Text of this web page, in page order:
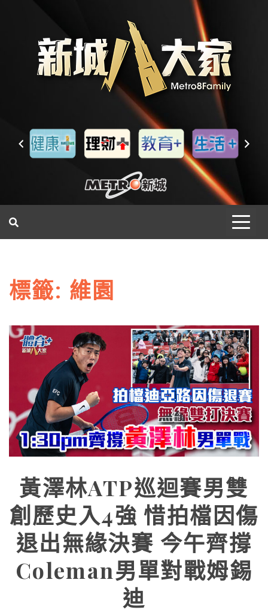
標籤: 維園
黃澤林ATP巡迴賽男雙
創歷史入4強 惜拍檔因傷
退出無緣決賽 今午齊撐
Coleman男單對戰姆錫
迪